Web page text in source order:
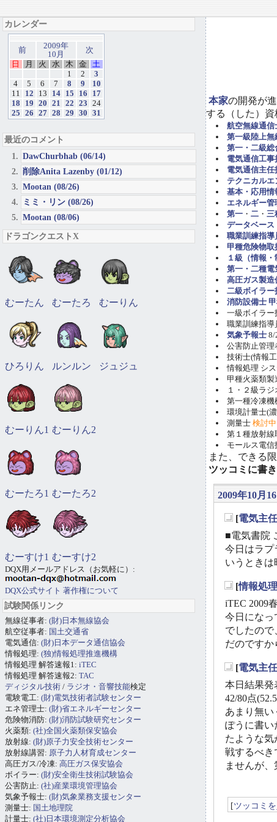
本家の開発が
する（した）資
航空無線通信
第一級陸上無
第一・二級総
電気通信工
電気通信主
テクニカルエ
基本・応用情
エネルギー
第一 ・ 二 ・ 三
データベース
職業訓練指導
甲種危険物取
１級（情報
第一・二種電
高圧ガス製造
二級ボイラー
消防設備士
一級ボイラー
職業訓練指導
気象予報士 8/
公害防止管理
技術士(情報
情報処理 シ
甲種火薬類製
１・２級ラ
第一種冷凍機
環境計量士(
測量士 検討中
第１種放射線
モールス電信
また、できる限
ツッコミに書
2009年10月
[電気主任
■電気書院
今日はラプ
いうときは
[情報処理
iTEC 2009
今日になっ
でしたの
だのですか
[電気主任
本日結果発
42/80点
あまり無い
ぽうに書い
たような
戦するべき
ませんが
[ツッコミ
カレンダー
前
2009年
10月
次
日
月 火 水 木 金
土
1
2
3
4
5 6 7 8 9
10
11
12 13 14 15 16
17
18
19 20 21 22 23
24
25
26 27 28 29 30 31
最近のコメント
DawChurbhab (06/14)
削除Anita Lazenby (01/12)
Mootan (08/26)
ミミ・リン (08/26)
Mootan (08/06)
ドラゴンクエストX
むーたん むーたろ むーりん
ひろりん ルンルン ジュジュ
むーりん1 むーりん2
むーたろ1 むーたろ2
むーすけ1 むーすけ2
DQX用メールアドレス（お気軽に）:
DQX公式サイト 著作権について
試験関係リンク
無線従事者: (財)日本無線協会
航空従事者: 国土交通省
電気通信: (財)日本データ通信協会
情報処理: (独)情報処理推進機構
情報処理 解答速報1: iTEC
情報処理 解答速報2: TAC
ディジタル技術 / ラジオ・音響技能検定
電験電工: (財)電気技術者試験センター
エネ管理士: (財)省エネルギーセンター
危険物消防: (財)消防試験研究センター
火薬類: (社)全国火薬類保安協会
放射線: (財)原子力安全技術センター
放射線講習: 原子力人材育成センター
高圧ガス/冷凍: 高圧ガス保安協会
ボイラー: (財)安全衛生技術試験協会
公害防止: (社)産業環境管理協会
気象予報士: (財)気象業務支援センター
測量士: 国土地理院
計量士: (社)日本環境測定分析協会